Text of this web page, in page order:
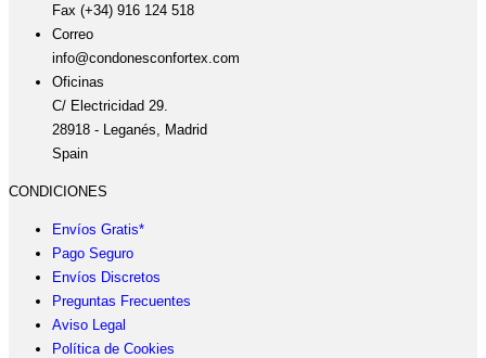
Fax (+34) 916 124 518
Correo
info@condonesconfortex.com
Oficinas
C/ Electricidad 29.
28918 - Leganés, Madrid
Spain
CONDICIONES
Envíos Gratis*
Pago Seguro
Envíos Discretos
Preguntas Frecuentes
Aviso Legal
Política de Cookies